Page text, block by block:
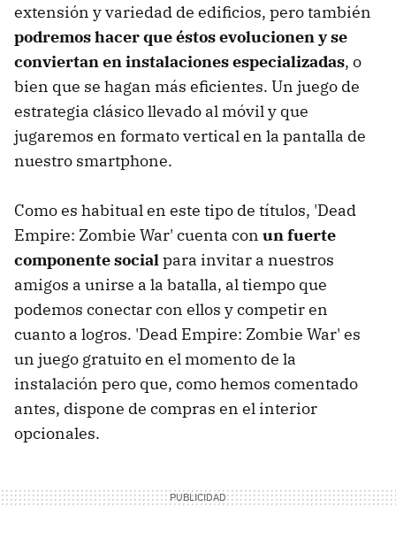
extensión y variedad de edificios, pero también
podremos hacer que éstos evolucionen y se
conviertan en instalaciones especializadas, o
bien que se hagan más eficientes. Un juego de
estrategia clásico llevado al móvil y que
jugaremos en formato vertical en la pantalla de
nuestro smartphone.
Como es habitual en este tipo de títulos, 'Dead
Empire: Zombie War' cuenta con un fuerte
componente socialpara invitar a nuestros
amigos a unirse a la batalla, al tiempo que
podemos conectar con ellos y competir en
cuanto a logros. 'Dead Empire: Zombie War' es
un juego gratuito en el momento de la
instalación pero que, como hemos comentado
antes, dispone de compras en el interior
opcionales.